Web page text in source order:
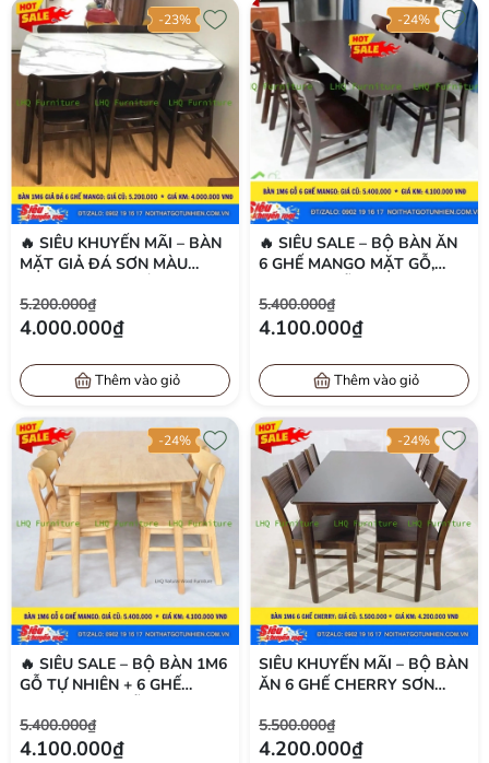
-23%
🔥 SIÊU KHUYẾN MÃI – BÀN
MẶT GIẢ ĐÁ SƠN MÀU
GIÁ CHỈ 4.000.000Đ
5.200.000₫
4.000.000₫
Thêm vào giỏ
-24%
🔥 SIÊU SALE – BỘ BÀN ĂN
6 GHẾ MANGO MẶT GỖ,
NHIÊN SƠN MÀU WALNUT –
GIÁ CHỈ 4.100.000Đ
5.400.000₫
4.100.000₫
Thêm vào giỏ
-24%
🔥 SIÊU SALE – BỘ BÀN 1M6
GỖ TỰ NHIÊN + 6 GHẾ
4.100.000Đ
5.400.000₫
4.100.000₫
-24%
SIÊU KHUYẾN MÃI – BỘ BÀN
ĂN 6 GHẾ CHERRY SƠN
4.200.000Đ TẠI LHQ
FURNITURE
5.500.000₫
4.200.000₫